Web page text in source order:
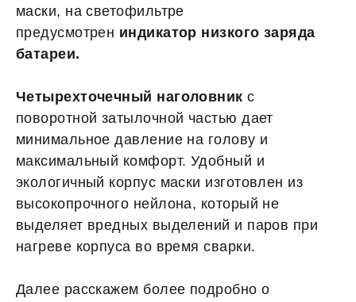
маски, на светофильтре
предусмотрен индикатор низкого заряда
батареи.
Четырехточечный наголовник с
поворотной затылочной частью дает
минимальное давление на голову и
максимальный комфорт. Удобный и
экологичный корпус маски изготовлен из
высокопрочного нейлона, который не
выделяет вредных выделений и паров при
нагреве корпуса во время сварки.
Далее расскажем более подробно о